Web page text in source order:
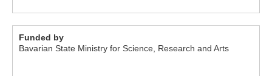
Funded by
Bavarian State Ministry for Science, Research and Arts